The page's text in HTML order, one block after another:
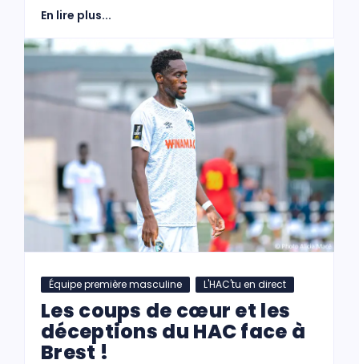
En lire plus...
Équipe première masculine L'HAC'tu en direct
Les coups de cœur et les
déceptions du HAC face à
Brest !